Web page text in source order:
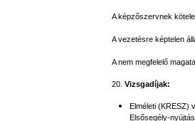
A képzőszervnek
A vezetésre képtelen
A nem megfelelő
20. Vizsgadíjak:
Elméleti (KRESZ)
Elsősegély-